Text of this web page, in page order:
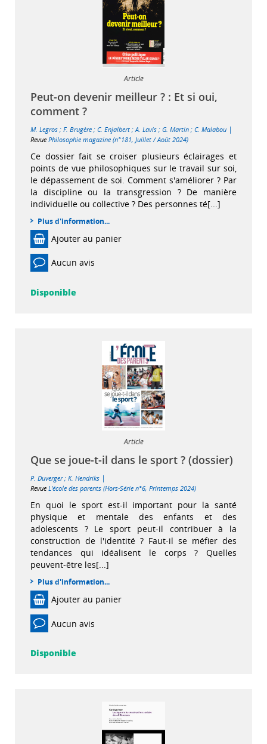
Article
Peut-on devenir meilleur ? : Et si oui,
comment ?
M. Legros ; F. Brugère ; C. Enjalbert ; A. Lavis ; G. Martin ; C. Malabou |
Revue Philosophie magazine (n°181, Juillet / Août 2024)
Ce dossier fait se croiser plusieurs éclairages et
points de vue philosophiques sur le travail sur soi,
le dépassement de soi. Comment s'améliorer ? Par
la discipline ou la transgression ? De manière
individuelle ou collective ? Des personnes té[...]
Plus d'information...
Ajouter au panier
Aucun avis
Disponible
Article
Que se joue-t-il dans le sport ? (dossier)
P. Duverger; K. Hendriks |
Revue L'école des parents (Hors-Série n°6, Printemps 2024)
En quoi le sport est-il important pour la santé
physique et mentale des enfants et des
adolescents ? Le sport peut-il contribuer à la
construction de l'identité ? Faut-il se méfier des
tendances qui idéalisent le corps ? Quelles
peuvent-être les[...]
Plus d'information...
Ajouter au panier
Aucun avis
Disponible